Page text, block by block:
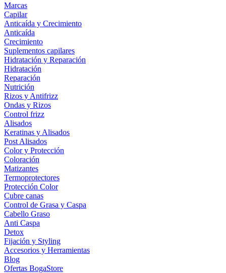
Marcas
Capilar
Anticaída y Crecimiento
Anticaída
Crecimiento
Suplementos capilares
Hidratación y Reparación
Hidratación
Reparación
Nutrición
Rizos y Antifrizz
Ondas y Rizos
Control frizz
Alisados
Keratinas y Alisados
Post Alisados
Color y Protección
Coloración
Matizantes
Termoprotectores
Protección Color
Cubre canas
Control de Grasa y Caspa
Cabello Graso
Anti Caspa
Detox
Fijación y Styling
Accesorios y Herramientas
Blog
Ofertas BogaStore